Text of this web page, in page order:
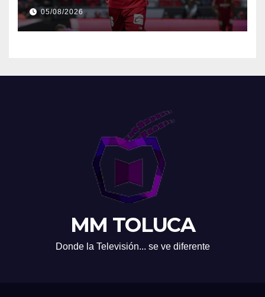
05/08/2026
MM TOLUCA
Donde la Televisión... se ve diferente